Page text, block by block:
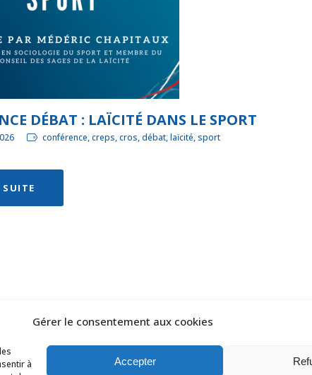
Gérer le consentement aux cookies
à
Accepter
DÉBAT : LAÏCITÉ DANS LE SPORT
conférence, creps, cros, débat, laïcité, sport
SUITE
réservés Ligue des Pays de la Loire de Badminton -